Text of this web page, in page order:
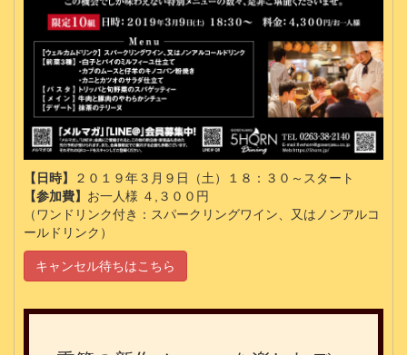
【日時】
２０１９年３月９日（土）１８：３０～スタート
【参加費】 お一人様 ４,３００円
（ワンドリンク付き：スパークリングワイン、又はノンアルコ
ールドリンク）
キャンセル待ちはこちら